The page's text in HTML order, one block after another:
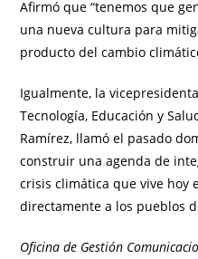
Afirmó que “tenemos que
una nueva cultura para
producto del cambio
Igualmente, la
Tecnología, Educación y
Ramírez, llamó el pasado
construir una agenda de
crisis climática que vive hoy
directamente a los pueblos
Oficina de Gestión